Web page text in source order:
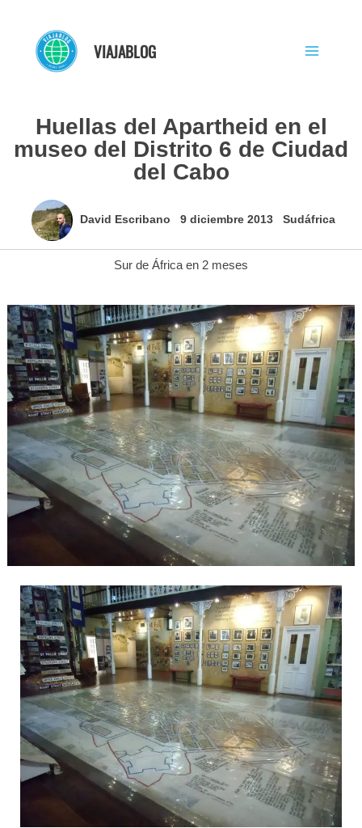
contenido
VIAJABLOG
Huellas del Apartheid en el
museo del Distrito 6 de Ciudad
del Cabo
David Escribano 9 diciembre 2013 Sudáfrica
Sur de África en 2 meses